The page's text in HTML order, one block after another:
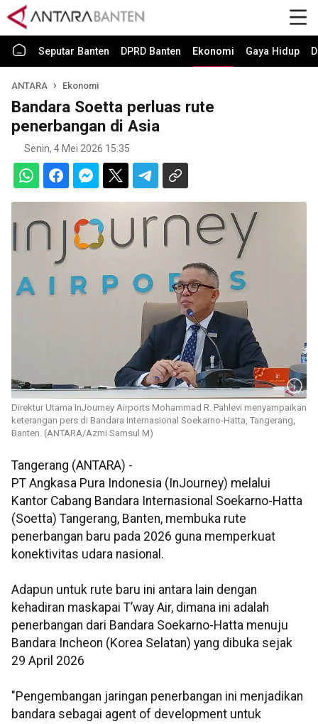
Seputar Banten DPRD Banten Ekonomi Gaya Hidup
ANTARA Ekonomi
Bandara Soetta perluas rute
penerbangan di Asia
Senin, 4 Mei 2026 15:35
Direktur Utama InJourney Airports Mohammad R. Pahlevi menyampaikan
keterangan pers di Bandara Internasional Soekarno-Hatta, Tangerang,
Banten. (ANTARA/Azmi Samsul M)
Tangerang (ANTARA) -
PT Angkasa Pura Indonesia (InJourney) melalui
Kantor Cabang Bandara Internasional Soekarno-Hatta
(Soetta) Tangerang, Banten, membuka rute
penerbangan baru pada 2026 guna memperkuat
konektivitas udara nasional.
Adapun untuk rute baru ini antara lain dengan
kehadiran maskapai T’way Air, dimana ini adalah
penerbangan dari Bandara Soekarno-Hatta menuju
Bandara Incheon (Korea Selatan) yang dibuka sejak
29 April 2026
"Pengembangan jaringan penerbangan ini menjadikan
bandara sebagai agent of development untuk